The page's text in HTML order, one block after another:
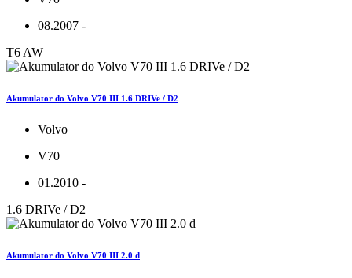
08.2007 -
T6 AW
Akumulator do Volvo V70 III 1.6 DRIVe / D2
Volvo
V70
01.2010 -
1.6 DRIVe / D2
Akumulator do Volvo V70 III 2.0 d